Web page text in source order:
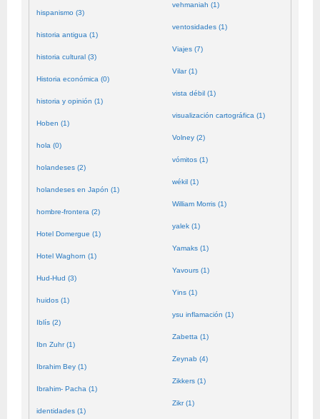
hispanismo (3)
historia antigua (1)
historia cultural (3)
Historia económica (0)
historia y opinión (1)
Hoben (1)
hola (0)
holandeses (2)
holandeses en Japón (1)
hombre-frontera (2)
Hotel Domergue (1)
Hotel Waghorn (1)
Hud-Hud (3)
huidos (1)
Iblís (2)
Ibn Zuhr (1)
Ibrahim Bey (1)
Ibrahim- Pacha (1)
identidades (1)
vehmaniah (1)
ventosidades (1)
Viajes (7)
Vilar (1)
vista débil (1)
visualización cartográfica (1)
Volney (2)
vómitos (1)
wékil (1)
William Morris (1)
yalek (1)
Yamaks (1)
Yavours (1)
Yins (1)
ysu inflamación (1)
Zabetta (1)
Zeynab (4)
Zikkers (1)
Zikr (1)